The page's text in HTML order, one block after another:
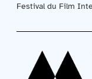
Festival du Film